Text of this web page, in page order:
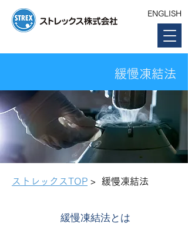
ENGLISH
緩慢凍結法
ストレックスTOP > 緩慢凍結法
緩慢凍結法とは